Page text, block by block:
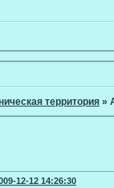
территория »
12-12 14:26:30